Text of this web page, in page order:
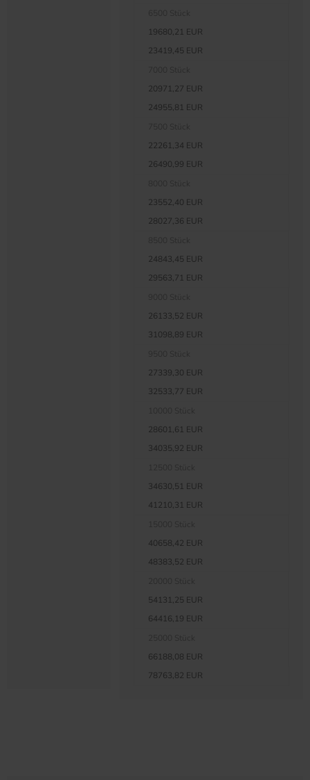
19680,21 EUR
23419,45 EUR
20971,27 EUR
24955,81 EUR
22261,34 EUR
26490,99 EUR
23552,40 EUR
28027,36 EUR
24843,45 EUR
29563,71 EUR
26133,52 EUR
31098,89 EUR
27339,30 EUR
32533,77 EUR
28601,61 EUR
34035,92 EUR
34630,51 EUR
41210,31 EUR
40658,42 EUR
48383,52 EUR
54131,25 EUR
64416,19 EUR
66188,08 EUR
78763,82 EUR